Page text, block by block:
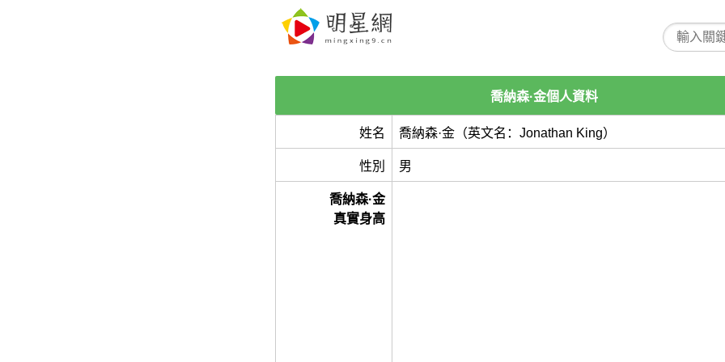
喬納森·金個人資料
姓名 喬納森·金（英文名：Jonathan King）
性別 男
喬納森·金
真實身高